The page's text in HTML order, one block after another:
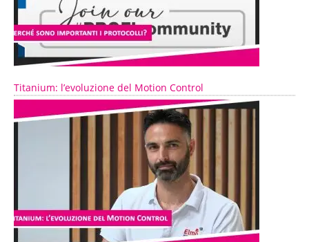
Titanium: l’evoluzione del Motion Control